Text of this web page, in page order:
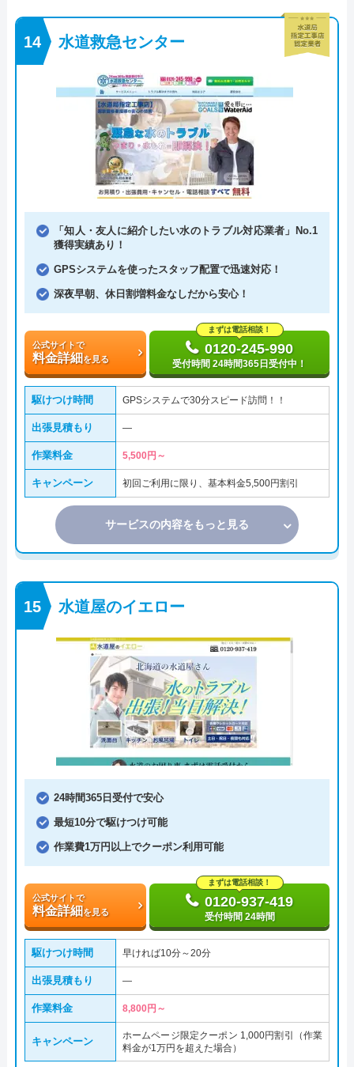
水道救急センター
「知人・友人に紹介したい水のトラブル対応業者」No.1
獲得実績あり！
GPSシステムを使ったスタッフ配置で迅速対応！
深夜早朝、休日割増料金なしだから安心！
公式サイトで
料金詳細を見る
まずは電話相談！
0120-245-990
受付時間 24時間365日受付中！
駆けつけ時間 GPSシステムで30分スピード訪問！！
出張見積もり ―
作業料金 5,500円～
キャンペーン 初回ご利用に限り、基本料金5,500円割引
サービスの内容をもっと見る
水道屋のイエロー
24時間365日受付で安心
最短10分で駆けつけ可能
作業費1万円以上でクーポン利用可能
公式サイトで
料金詳細を見る
まずは電話相談！
0120-937-419
受付時間 24時間
駆けつけ時間 早ければ10分～20分
出張見積もり ―
作業料金 8,800円～
キャンペーン
ホームページ限定クーポン 1,000円割引（作業
料金が1万円を超えた場合）